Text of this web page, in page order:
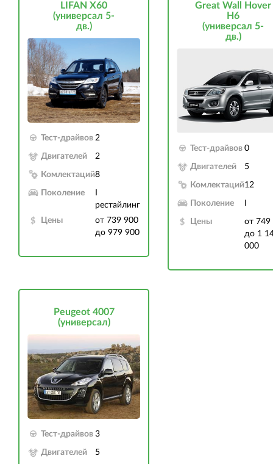
LIFAN X60
(универсал 5-
дв.)
Тест-драйвов 2
Двигателей 2
Комлектаций8
Поколение
рестайлинг
Цены
от 739 900
до 979 900
Great Wall Hover
H6
(универсал 5-
дв.)
Тест-драйвов 0
Двигателей 5
Комлектаций12
Поколение
Цены
от 749
до 1
000
Peugeot 4007
(универсал)
Тест-драйвов 3
Двигателей 5